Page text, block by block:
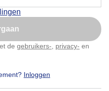
de gebruikers- privacy- en
Inloggen
09-2025, 53x bekeken
later
te passen